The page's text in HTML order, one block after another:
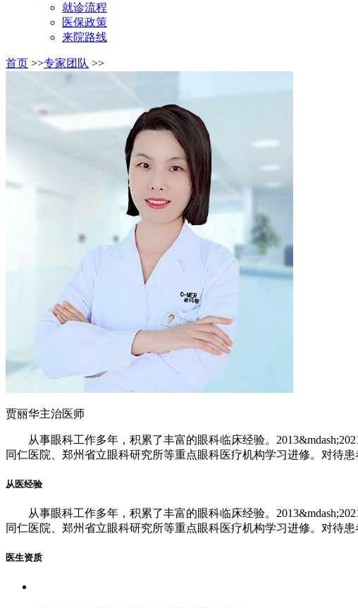
就诊流程
医保政策
来院路线
首页 >>专家团队 >>
贾丽华主治医师
从事眼科工作多年，积累了丰富的眼科临床经验。
同仁医院、郑州省立眼科研究所等重点眼科医疗机构学习进修。对待患
从医经验
从事眼科工作多年，积累了丰富的眼科临床经验。
同仁医院、郑州省立眼科研究所等重点眼科医疗机构学习进修。对待患
医生资质